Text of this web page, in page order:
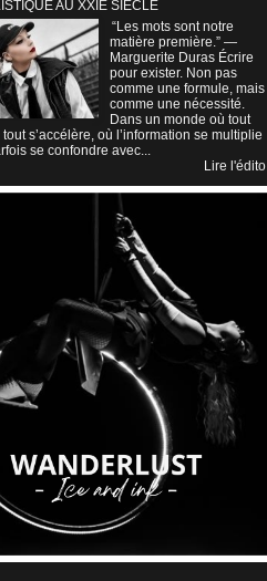
AU XXIE SIÈCLE
“Les mots sont notre
matière première.” —
Marguerite Duras Écrire
pour exister. Non pas
comme une formule, mais
comme une nécessité.
Dans un monde où tout
s’accélère, où l’information se multiplie
se confondre avec...
Lire l'édito